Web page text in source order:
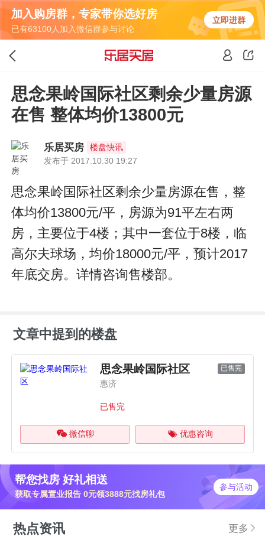
加入购房群，专家带你选好房
已有63100人加入微信群参与讨论
立即进群
思念果岭国际社区剩余少量房源
在售 整体均价13800元
乐居买房
楼盘快讯
发布于 2017.10.30 19:27
思念果岭国际社区剩余少量房源在售，整
体均价13800元/平，房源为91平左右两
房，主要位于4楼；其中一套位于8楼，临
高尔夫球场，均价18000元/平，预计2017
年底交房。详情咨询售楼部。
文章中提到的楼盘
思念果岭国际社区 已售完
惠济
已售完
微信聊 优惠咨询
帮您找房 好礼相送
获取专属置业报告 0元领3888元找房礼包
参与活动
热点资讯 更多